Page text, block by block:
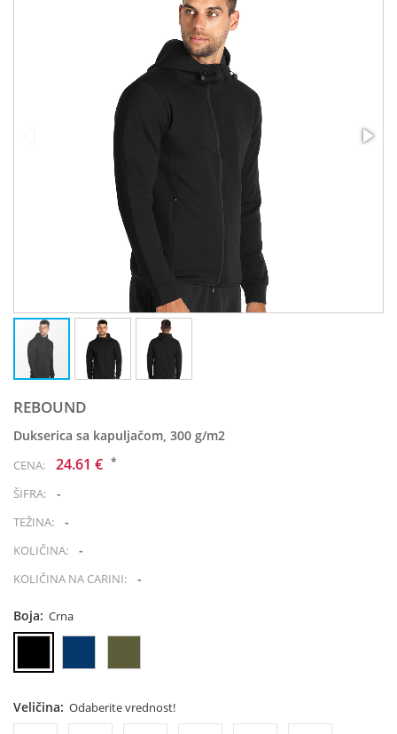
REBOUND
Dukserica sa kapuljačom, 300 g/m2
CENA: 24.61 € *
ŠIFRA: -
TEŽINA: -
KOLIČINA: -
KOLIČINA NA CARINI: -
Boja: Crna
Veličina: Odaberite vrednost!